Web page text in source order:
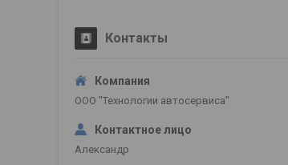
Контакты
ООО "Технологии автосервиса"
Александр